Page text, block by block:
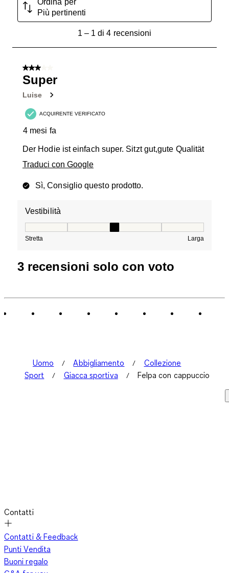
Ordina per
Più pertinenti
recensioni.
1– 1 di 4 recensioni
3 su 5 stelle.
Super
Luise
ACQUIRENTE VERIFICATO
4 mesi fa
Der Hodie ist einfach super. Sitzt gut,gute Qualität
Traduci con Google
Sì, Consiglio questo prodotto.
Vestibilità
Stretta Larga
3 recensioni solo con voto
Uomo Abbigliamento
Collezione
Sport
Giacca sportiva Felpa con cappuccio
Contatti
Contatti & Feedback
Punti Vendita
Buoni regalo